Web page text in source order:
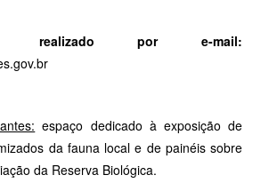
realizado por e-mail:
espaço dedicado à exposição de
da fauna local e de painéis sobre
da Reserva Biológica.